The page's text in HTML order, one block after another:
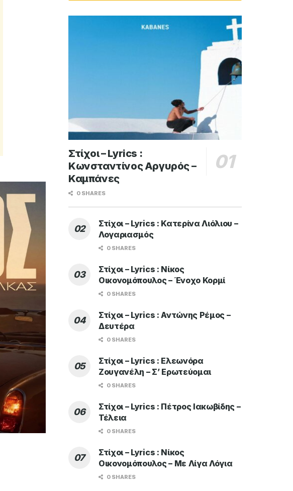
Στίχοι – Lyrics :
Κωνσταντίνος Αργυρός –
Καμπάνες
0 SHARES
Στίχοι – Lyrics : Κατερίνα Λιόλιου –
Λογαριασμός
0 SHARES
Στίχοι – Lyrics : Νίκος
Οικονομόπουλος – Ένοχο Κορμί
0 SHARES
Στίχοι – Lyrics : Αντώνης Ρέμος –
Δευτέρα
0 SHARES
Στίχοι – Lyrics : Ελεωνόρα
Ζουγανέλη – Σ’ Ερωτεύομαι
0 SHARES
Στίχοι – Lyrics : Πέτρος Ιακωβίδης –
Τέλεια
0 SHARES
Στίχοι – Lyrics : Νίκος
Οικονομόπουλος – Με Λίγα Λόγια
0 SHARES